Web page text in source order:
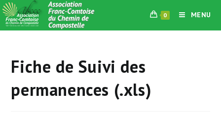
Skip
to
content
0 MENU
Fiche de Suivi des
permanences (.xls)